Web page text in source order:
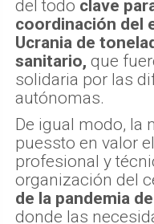
del todo clave
coordinación del
Ucrania de
sanitario, que
solidaria por las
autónomas.
De igual modo, la
puessto en valor
profesional y
organización del
de la pandemia
donde las